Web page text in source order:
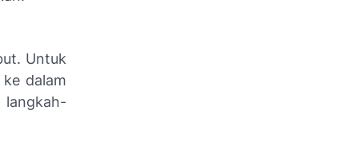
Untuk
dalam